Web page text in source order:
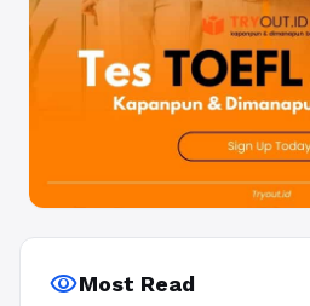
visibilityMost Read